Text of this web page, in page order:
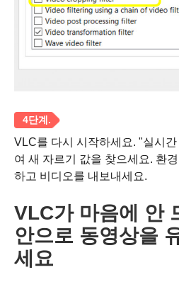
VLC를 다시 시작하세요. "실시
여 새 자르기 값을 찾으세요. 환
하고 비디오를 내보내세요.
VLC가 마음에 안
안으로 동영상을
세요